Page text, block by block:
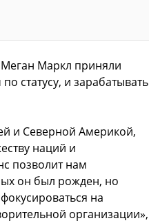
Маркл приняли
статусу, и зарабатывать
и Северной Америкой,
наций и
позволит нам
он был рожден, но
на
организации»,